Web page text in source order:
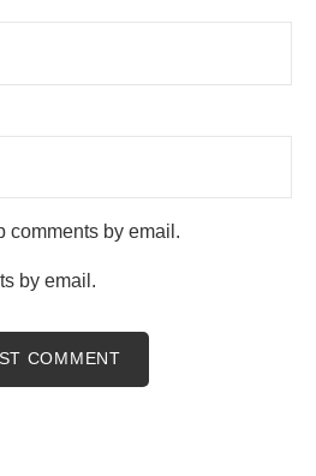
comments by email.
by email.